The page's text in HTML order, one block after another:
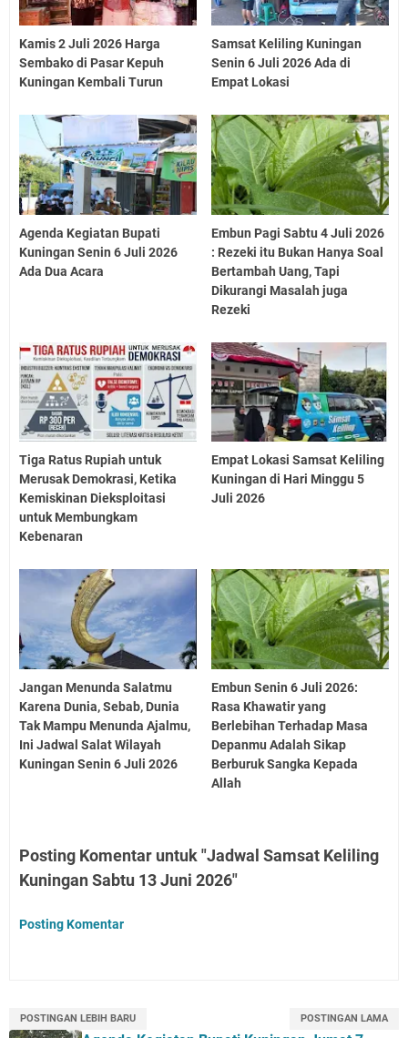
Kamis 2 Juli 2026 Harga
Sembako di Pasar Kepuh
Kuningan Kembali Turun
Samsat Keliling Kuningan
Senin 6 Juli 2026 Ada di
Empat Lokasi
Agenda Kegiatan Bupati
Kuningan Senin 6 Juli 2026
Ada Dua Acara
Embun Pagi Sabtu 4 Juli 2026
: Rezeki itu Bukan Hanya Soal
Bertambah Uang, Tapi
Dikurangi Masalah juga
Rezeki
Tiga Ratus Rupiah untuk
Merusak Demokrasi, Ketika
Kemiskinan Dieksploitasi
untuk Membungkam
Kebenaran
Empat Lokasi Samsat Keliling
Kuningan di Hari Minggu 5
Juli 2026
Jangan Menunda Salatmu
Karena Dunia, Sebab, Dunia
Tak Mampu Menunda Ajalmu,
Ini Jadwal Salat Wilayah
Kuningan Senin 6 Juli 2026
Embun Senin 6 Juli 2026:
Rasa Khawatir yang
Berlebihan Terhadap Masa
Depanmu Adalah Sikap
Berburuk Sangka Kepada
Allah
Posting Komentar untuk "Jadwal Samsat Keliling
Kuningan Sabtu 13 Juni 2026"
Posting Komentar
POSTINGAN LEBIH BARU POSTINGAN LAMA